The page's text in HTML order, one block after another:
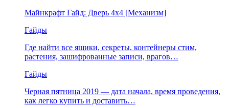
Майнкрафт Гайд: Дверь 4х4 [Механизм]
Гайды
Где найти все ящики, секреты, контейнеры стим,
растения, зашифрованные записи, врагов…
Гайды
Черная пятница 2019 — дата начала, время проведения,
как легко купить и доставить…